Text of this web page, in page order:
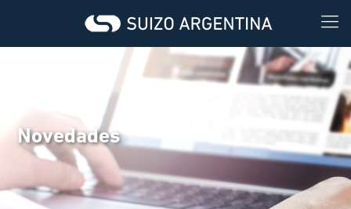
Novedades